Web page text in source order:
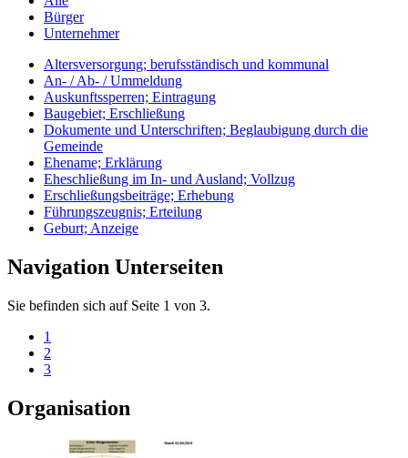
Bürger
Unternehmer
Altersversorgung; berufsständisch und kommunal
An- / Ab- / Ummeldung
Auskunftssperren; Eintragung
Baugebiet; Erschließung
Dokumente und Unterschriften; Beglaubigung durch die
Gemeinde
Ehename; Erklärung
Eheschließung im In- und Ausland; Vollzug
Erschließungsbeiträge; Erhebung
Führungszeugnis; Erteilung
Geburt; Anzeige
Navigation Unterseiten
Sie befinden sich auf Seite 1 von 3.
1
2
3
Organisation